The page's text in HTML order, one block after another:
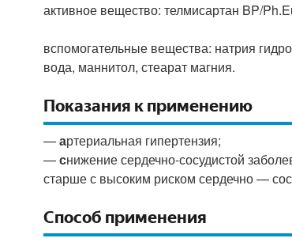
активное вещество: телмисартан BP/
вспомогательные вещества: натрия
вода, маннитол, стеарат магния.
Показания к применению
—артериальная гипертензия;
—снижение сердечно-сосудистой
старше с высоким риском сердечно —
Способ применения